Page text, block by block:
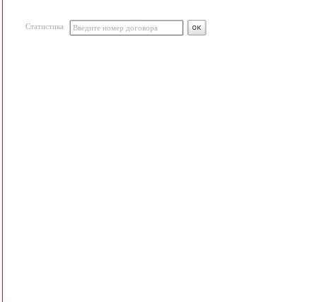
Статистика Введите номер договора